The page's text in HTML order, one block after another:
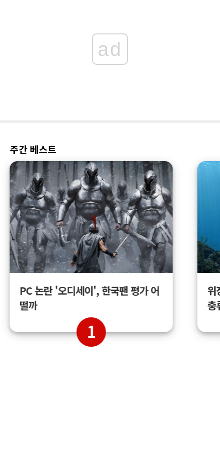
ad
주간 베스트
PC 논란 '오디세이', 한국팬 평가 어
떨까
1
위
충